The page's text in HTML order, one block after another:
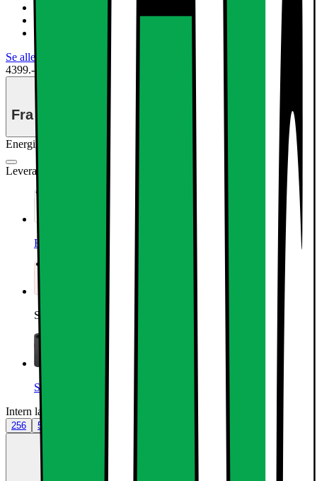
6,1" Super Retina XDR-skærm
48 MP Fusion-kamera
Kraftfuld A19 chip med C1X-modem
Se alle specifikationer
4399.-
Fra i 36 mdr
Energimærkning
Leverandørens farve
Hvid
Soft Pink
Sort
Intern lagerplads (GB)
256 512